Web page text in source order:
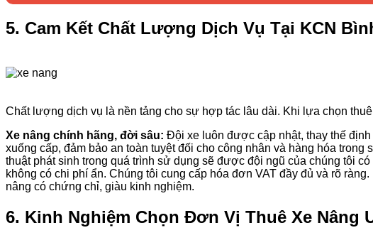
5. Cam Kết Chất Lượng Dịch Vụ Tại KCN
Chất lượng dịch vụ là nền tảng cho sự hợp tác lâu dài. Khi lựa chọn
Xe nâng chính hãng, đời sâu: Đội xe luôn được cập nhật, thay thế
xuống cấp, đảm bảo an toàn tuyệt đối cho công nhân và hàng hóa trong
thuật phát sinh trong quá trình sử dụng sẽ được đội ngũ của chúng tôi
không có chi phí ẩn. Chúng tôi cung cấp hóa đơn VAT đầy đủ và rõ ràng.
nâng có chứng chỉ, giàu kinh nghiệm.
6. Kinh Nghiệm Chọn Đơn Vị Thuê Xe Nâng